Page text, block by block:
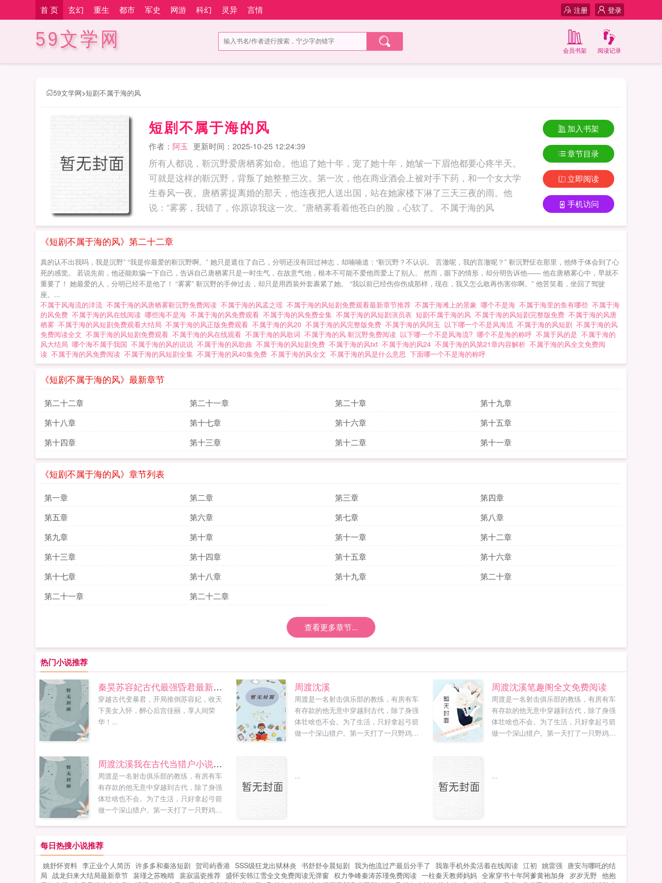
首 页 玄幻 重生 都市 军史 网游 科幻 灵异 言情 登录
注册
59文学网 阅读记录
会员书架
59文学网>短剧不属于海的风
短剧不属于海的风
作者： 阿玉 更新时间：2025-10-25 12:24:39
所有人都说，靳沉野爱唐栖雾如命。他追了她十年，宠了她十年，她皱一下眉他都要心疼半天。
可就是这样的靳沉野，背叛了她整整三次。第一次，他在商业酒会上被对手下药，和一个女大学
生春风一夜。唐栖雾提离婚的那天，他连夜把人送出国，站在她家楼下淋了三天三夜的雨。他
说：“雾雾，我错了，你原谅我这一次。”唐栖雾看着他苍白的脸，心软了。 不属于海的风
加入书架
章节目录
立即阅读
手机访问
《短剧不属于海的风》第二十二章
真的认不出我吗，我是沉野” “我是你最爱的靳沉野啊。” 她只是遮住了自己，分明还没有回过神志，却喃喃道：“靳沉野？不认识。 言澈呢，我的言澈呢？” 靳沉野怔在那里，他终于体会到了心
死的感觉。 若说先前，他还能欺骗一下自己，告诉自己唐栖雾只是一时生气，在故意气他，根本不可能不爱他而爱上了别人。 然而，眼下的情形，却分明告诉他—— 他在唐栖雾心中，早就不
重要了！ 她最爱的人，分明已经不是他了！ “雾雾” 靳沉野的手伸过去，却只是用西装外套裹紧了她。 “我以前已经伤你伤成那样，现在，我又怎么敢再伤害你啊。” 他苦笑着，坐回了驾驶
座。...
不属于风海流的洋流 不属于海的风唐栖雾靳沉野免费阅读 不属于海的风孟之瑶 不属于海的风短剧免费观看最新章节推荐 不属于海滩上的景象 哪个不是海 不属于海里的鱼有哪些 不属于海
的风免费 不属于海的风在线阅读 哪些海不是海 不属于海的风免费观看 不属于海的风免费全集 不属于海的风短剧演员表 短剧不属于海的风 不属于海的风短剧完整版免费 不属于海的风唐
栖雾 不属于海的风短剧免费观看大结局 不属于海的风正版免费观看 不属于海的风20 不属于海的风完整版免费 不属于海的风阿玉 以下哪一个不是风海流 不属于海的风短剧 不属于海的风
免费阅读全文 不属于海的风短剧免费观看 不属于海的风在线观看 不属于海的风歌词 不属于海的风 靳沉野免费阅读 以下哪一个不是风海流? 哪个不是海的称呼 不属于风的是 不属于海的
风大结局 哪个海不属于我国 不属于海的风的说说 不属于海的风歌曲 不属于海的风短剧免费 不属于海的风txt 不属于海的风24 不属于海的风第21章内容解析 不属于海的风全文免费阅
读 不属于海的风免费阅读 不属于海的风短剧全集 不属于海的风40集免费 不属于海的风全文 不属于海的风是什么意思 下面哪一个不是海的称呼
《短剧不属于海的风》最新章节
第二十二章 第二十一章 第二十章
第十九章
第十八章
第十七章 第十六章
第十五章
第十四章
第十三章 第十二章 第十一章
《短剧不属于海的风》章节列表
第一章 第二章 第三章
第四章
第五章
第六章 第七章
第八章
第九章
第十章 第十一章
第十二章
第十三章
第十四章 第十五章
第十六章
第十七章
第十八章 第十九章
第二十章
第二十一章
第二十二章
查看更多章节...
热门小说推荐
秦昊苏容妃古代最强昏君最新章节在线阅读
穿越古代变暴君，开局推倒苏容妃，收天
下美女入怀，醉心后宫佳丽，享人间荣
华！...
周渡沈溪
周渡是一名射击俱乐部的教练，有房有车
有存款的他无意中穿越到古代，除了身强
体壮啥也不会。为了生活，只好拿起弓箭
做一个深山猎户。第一天打了一只野鸡，
了！山下的你能不能不要再做饭了，诱惑
得没话说，已经饿了三天的他，直勾勾地
些不自在，于是他做了个决定，把饭送给
他！他看我眼神不对是喜欢我吧他主动送
我饭是喜欢我吧于是两人为了让对方死
周渡沈溪笔趣阁全文免费阅读
周渡是一名射击俱乐部的教练，有房有车
有存款的他无意中穿越到古代，除了身强
体壮啥也不会。为了生活，只好拿起弓箭
做一个深山猎户。第一天打了一只野鸡，
了！山下的你能不能不要再做饭了，诱惑
得没话说，已经饿了三天的他，直勾勾地
些不自在，于是他做了个决定，把饭送给
他！他看我眼神不对是喜欢我吧他主动送
我饭是喜欢我吧于是两人为了让对方死
周渡沈溪我在古代当猎户小说免费在线阅读
周渡是一名射击俱乐部的教练，有房有车
有存款的他无意中穿越到古代，除了身强
体壮啥也不会。为了生活，只好拿起弓箭
做一个深山猎户。第一天打了一只野鸡，
炊烟，以及那飘来若有似无的香味，怒
了！山下的你能不能不要再做饭了，诱惑
到我了！山下正在做饭的双儿打了个颤，
谁在唠叨我？周渡见到沈溪的第一眼，他
... ...
每日热搜小说推荐
姚舒怀资料 李正业个人简历 许多多和秦洛短剧 贺司屿香港 SSS级狂龙出狱林炎 书舒舒令晨短剧 我为他流过产最后分手了 我靠手机外卖活着在线阅读 江初 姚雷强 唐安与哪吒的结
局 战龙归来大结局最新章节 裴瑾之苏晚晴 裴寂温瓷推荐 盛怀安韩江雪全文免费阅读无弹窗 权力争峰秦涛苏瑾免费阅读 一柱秦天教师妈妈 全家穿书十年阿爹黄袍加身 岁岁无野 他抱